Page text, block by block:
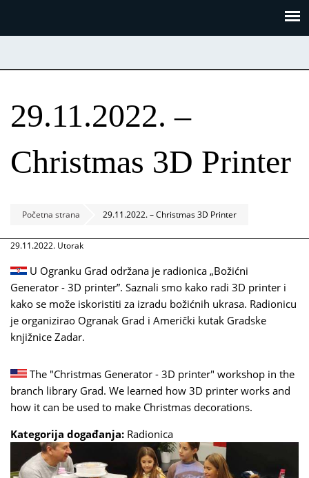
29.11.2022. –
Christmas 3D Printer
Početna strana 29.11.2022. – Christmas 3D Printer
29.11.2022. Utorak
U Ogranku Grad održana je radionica „Božićni
Generator - 3D printer”. Saznali smo kako radi 3D printer i
kako se može iskoristiti za izradu božićnih ukrasa. Radionicu
je organizirao Ogranak Grad i Američki kutak Gradske
knjižnice Zadar.
The "Christmas Generator - 3D printer" workshop in the
branch library Grad. We learned how 3D printer works and
how it can be used to make Christmas decorations.
Kategorija događanja: Radionica